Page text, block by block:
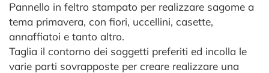
Pannello in feltro stampato per realizzare sagome a
tema primavera, con fiori, uccellini, casette,
annaffiatoi e tanto altro.
Taglia il contorno dei soggetti preferiti ed incolla le
varie parti sovrapposte per creare realizzare una